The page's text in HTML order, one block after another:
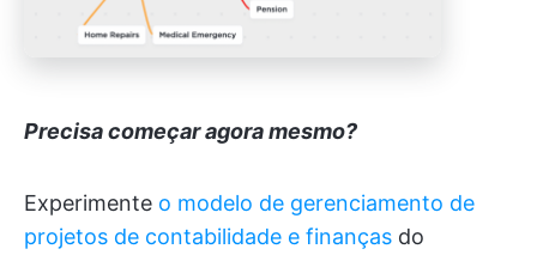
Precisa começar agora mesmo?
Experimente o modelo de gerenciamento de
projetos de contabilidade e finanças do